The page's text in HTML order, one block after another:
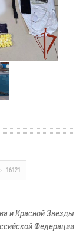
16121
и Красной Звезды
Федерации